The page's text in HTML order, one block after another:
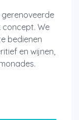
gerenoveerde
concept. We
bedienen
en wijnen,